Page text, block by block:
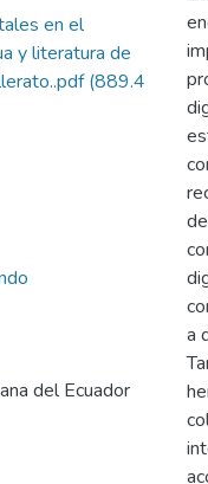
en el
y literatura de
(889.4
del Ecuador
a